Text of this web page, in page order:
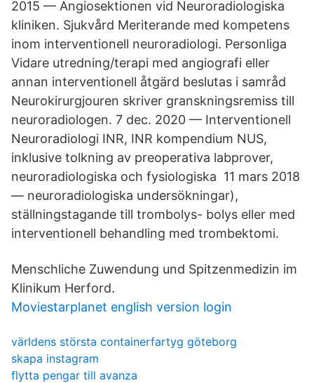
2015 — Angiosektionen vid Neuroradiologiska
kliniken. Sjukvård Meriterande med kompetens
inom interventionell neuroradiologi. Personliga
Vidare utredning/terapi med angiografi eller
annan interventionell åtgärd beslutas i samråd
Neurokirurgjouren skriver granskningsremiss till
neuroradiologen. 7 dec. 2020 — Interventionell
Neuroradiologi INR, INR kompendium NUS,
inklusive tolkning av preoperativa labprover,
neuroradiologiska och fysiologiska 11 mars 2018
— neuroradiologiska undersökningar),
ställningstagande till trombolys- bolys eller med
interventionell behandling med trombektomi.
Menschliche Zuwendung und Spitzenmedizin im
Klinikum Herford.
Moviestarplanet english version login
världens största containerfartyg göteborg
skapa instagram
flytta pengar till avanza